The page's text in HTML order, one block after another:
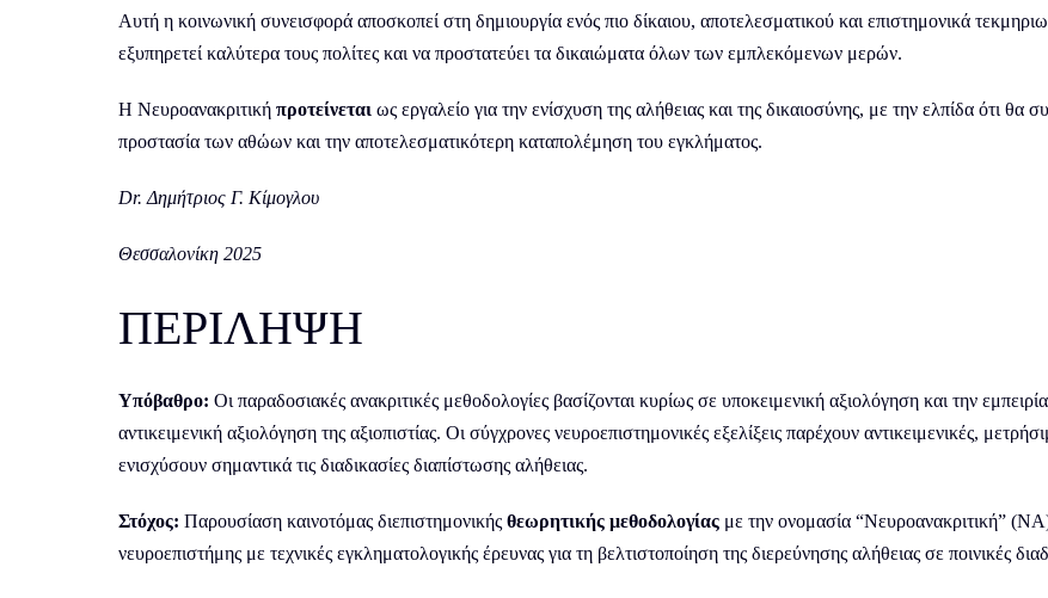
Αυτή η κοινωνική συνεισφορά αποσκοπεί στη δημιουργία ενός πιο δίκαιου, αποτελεσματικού και επιστημονικά
εξυπηρετεί καλύτερα τους πολίτες και να προστατεύει τα δικαιώματα όλων των εμπλεκόμενων μερών.
Η Νευροανακριτική προτείνεται ως εργαλείο για την ενίσχυση της αλήθειας και της δικαιοσύνης, με την ελπίδα ότι
προστασία των αθώων και την αποτελεσματικότερη καταπολέμηση του εγκλήματος.
Dr. Δημήτριος Γ. Κίμογλου
Θεσσαλονίκη 2025
ΠΕΡΙΛΗΨΗ
Υπόβαθρο: Οι παραδοσιακές ανακριτικές μεθοδολογίες βασίζονται κυρίως σε υποκειμενική αξιολόγηση και την
αντικειμενική αξιολόγηση της αξιοπιστίας. Οι σύγχρονες νευροεπιστημονικές εξελίξεις παρέχουν αντικειμενικές,
ενισχύσουν σημαντικά τις διαδικασίες διαπίστωσης αλήθειας.
Στόχος: Παρουσίαση καινοτόμας διεπιστημονικής θεωρητικής μεθοδολογίας με την ονομασία “Νευροανακριτική”
νευροεπιστήμης με τεχνικές εγκληματολογικής έρευνας για τη βελτιστοποίηση της διερεύνησης αλήθειας σε ποινικές